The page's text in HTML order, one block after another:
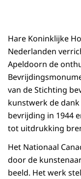
Hare Koninklijke
Nederlanden
Apeldoorn de
van de Stichting
kunstwerk de
bevrijding in 1944
tot uitdrukking
Het Nationaal
door de
beeld. Het werk